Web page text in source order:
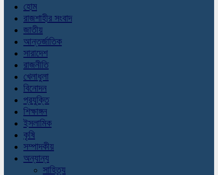
হোম
রাজশাহীর সংবাদ
জাতীয়
আন্তর্জাতিক
সারাদেশ
রাজনীতি
খেলাধুলা
বিনোদন
প্রযুক্তি
শিক্ষাঙ্গন
ইসলামিক
কৃষি
সম্পাদকীয়
অন্যান্য
সাহিত্য